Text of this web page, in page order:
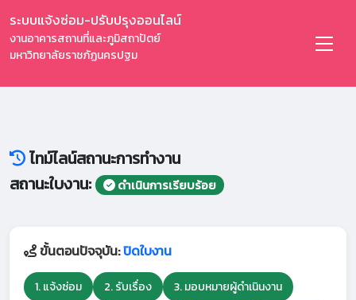
ระบบแจ้งซ่อม-ปรับปรุงออนไลน์
งานอาคารสถานที่และภูมิสถาปัตย์
มหาวิทยาลัยราชภัฏนครปฐม
ไทม์ไลน์สถานะการทำงาน
สถานะใบงาน:
ดำเนินการเรียบร้อย
ขั้นตอนปัจจุบัน:ปิดใบงาน
1. แจ้งซ่อม 2. รับเรื่อง
3. มอบหมายผู้ดำเนินงาน